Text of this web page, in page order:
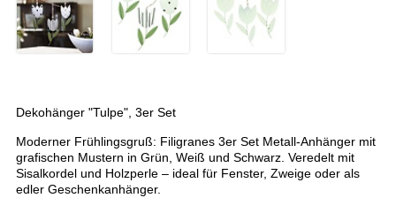
Dekohänger "Tulpe", 3er Set
Moderner Frühlingsgruß: Filigranes 3er Set Metall-Anhänger mit
grafischen Mustern in Grün, Weiß und Schwarz. Veredelt mit
Sisalkordel und Holzperle – ideal für Fenster, Zweige oder als
edler Geschenkanhänger.